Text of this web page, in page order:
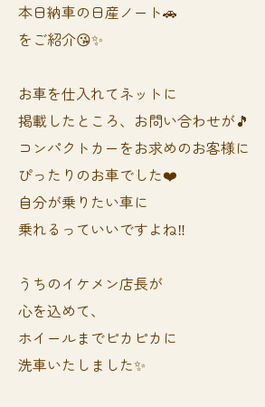
本日納車の日産ノート🚗
をご紹介😘✨
お車を仕入れてネットに
掲載したところ、お問い合わせが🎵
コンパクトカーをお求めのお客様に
ぴったりのお車でした❤️
自分が乗りたい車に
乗れるっていいですよね‼️
うちのイケメン店長が
心を込めて、
ホイールまでピカピカに
洗車いたしました✨